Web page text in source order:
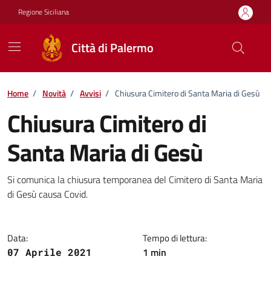
Vai ai contenuti
Vai al footer
Regione Siciliana
Città di Palermo
Home / Novità / Avvisi / Chiusura Cimitero di Santa Maria di Gesù
Chiusura Cimitero di
Santa Maria di Gesù
Dettagli della notizia
Si comunica la chiusura temporanea del Cimitero di Santa Maria
di Gesù causa Covid.
Data:
07 Aprile 2021
Tempo di lettura:
1 min